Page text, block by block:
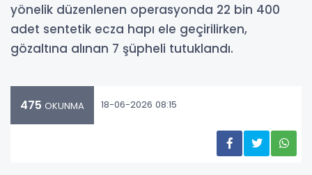
yönelik düzenlenen operasyonda 22 bin 400
adet sentetik ecza hapı ele geçirilirken,
gözaltına alınan 7 şüpheli tutuklandı.
475 OKUNMA 18-06-2026 08:15